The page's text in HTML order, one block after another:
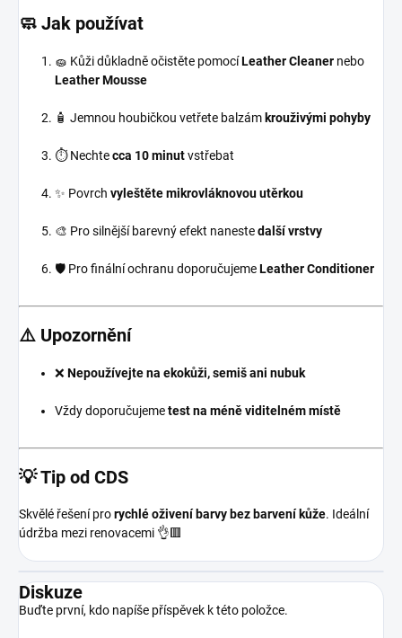
🧼 Jak používat
🧽 Kůži důkladně očistěte pomocíLeather Cleaner nebo
Leather Mousse
🧴 Jemnou houbičkou vetřete balzám krouživými pohyby
⏱️ Nechtecca 10 minutvstřebat
✨ Povrch vyleštěte mikrovláknovou utěrkou
🎨 Pro silnější barevný efekt nanestedalší vrstvy
🛡️ Pro finální ochranu doporučujemeLeather Conditioner
⚠️ Upozornění
❌ Nepoužívejte na ekokůži, semiš ani nubuk
Vždy doporučujemetest na méně viditelném místě
💡 Tip od CDS
Skvělé řešení prorychlé oživení barvy bez barvení kůže. Ideální
údržba mezi renovacemi 👌🟥
Diskuze
Buďte první, kdo napíše příspěvek k této položce.